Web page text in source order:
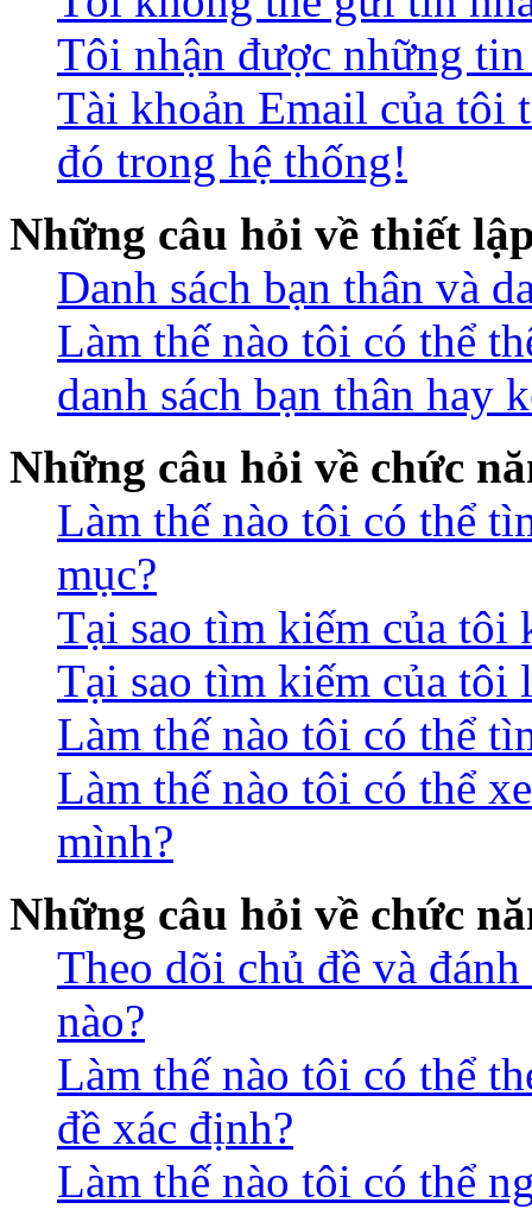
Tôi nhận được những
Tài khoản Email của tôi
đó trong hệ thống!
Những câu hỏi về thiết
Danh sách bạn thân và
Làm thế nào tôi có thể
danh sách bạn thân hay
Những câu hỏi về chức
Làm thế nào tôi có thể
mục?
Tại sao tìm kiếm của tôi
Tại sao tìm kiếm của tôi
Làm thế nào tôi có thể
Làm thế nào tôi có thể
mình?
Những câu hỏi về chức
Theo dõi chủ đề và
nào?
Làm thế nào tôi có thể
đề xác định?
Làm thế nào tôi có thể